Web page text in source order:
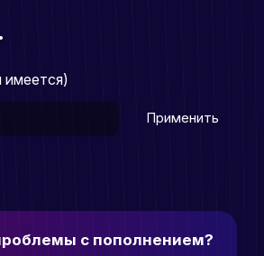
Применить
с пополнением?